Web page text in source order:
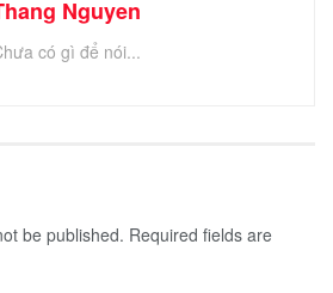
Nguyen
có gì để nói...
be published. Required fields are